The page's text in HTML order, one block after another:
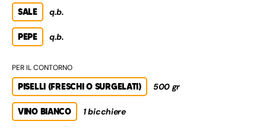
SALE q.b.
PEPE q.b.
PER IL CONTORNO
PISELLI (FRESCHI O SURGELATI) 500 gr
VINO BIANCO 1 bicchiere